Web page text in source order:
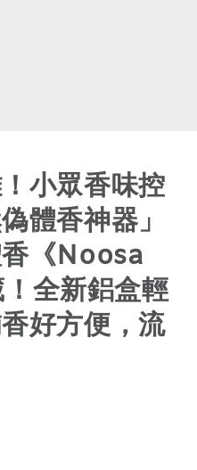
小眾香味控
體香神器」
《Noosa
全新鋁盒輕
好方便，流